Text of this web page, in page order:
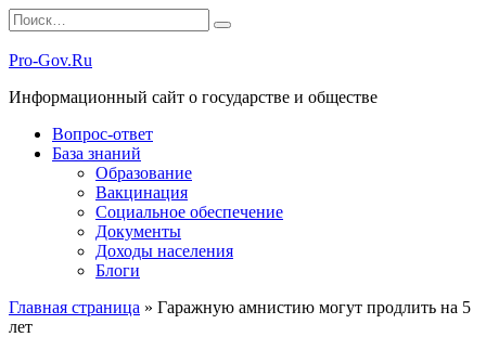
Перейти
к
содержанию
Search
for:
Pro-Gov.Ru
Информационный сайт о государстве и обществе
Вопрос-ответ
База знаний
Образование
Вакцинация
Социальное обеспечение
Документы
Доходы населения
Блоги
Главная страница » Гаражную амнистию могут продлить на 5
лет